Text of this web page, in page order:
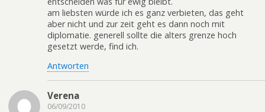
am liebsten würde ich es ganz verbieten, das geht
aber nicht und zur zeit geht es dann noch mit
diplomatie. generell sollte die alters grenze hoch
gesetzt werde, find ich.
Antworten
Verena
06/09/2010